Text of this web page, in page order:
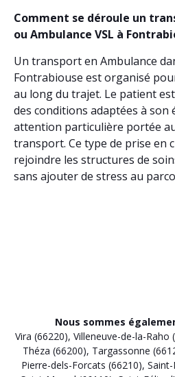
Comment se déroule un
ou Ambulance VSL à
Un transport en Ambulance
Fontrabiouse est organisé
au long du trajet. Le patient
des conditions adaptées à son
attention particulière portée
transport. Ce type de prise en
rejoindre les structures de
sans ajouter de stress au
Nous sommes
Vira (66220), Villeneuve-de-la-Raho
Théza (66200), Targassonne
Pierre-dels-Forcats (66210),